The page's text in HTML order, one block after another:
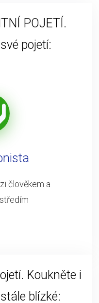
POJETÍ.
pojetí:
člověkem a
Koukněte i
blízké: